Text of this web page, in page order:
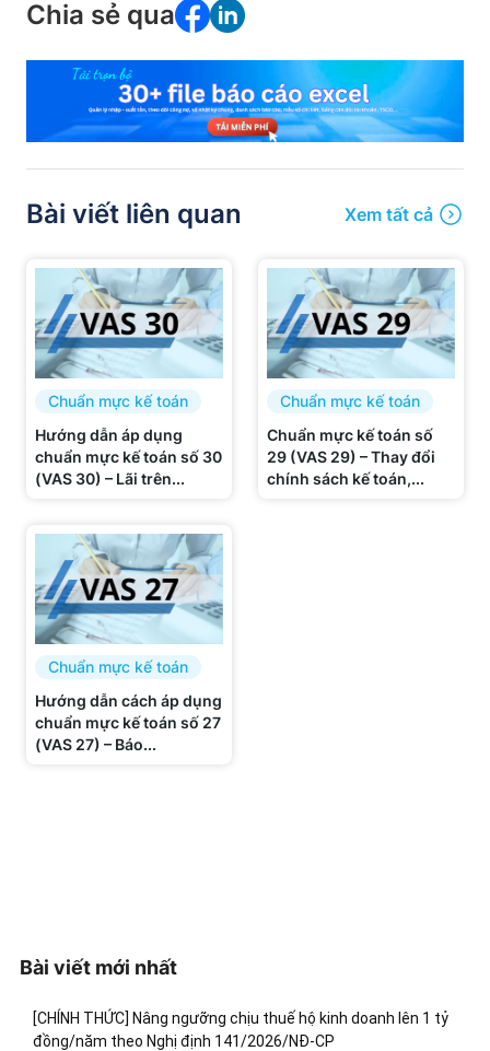
Chia sẻ qua
Bài viết liên quan Xem tất cả
Chuẩn mực kế toán
Hướng dẫn áp dụng
chuẩn mực kế toán số 30
(VAS 30) – Lãi trên...
Chuẩn mực kế toán
Chuẩn mực kế toán số
29 (VAS 29) – Thay đổi
chính sách kế toán,...
Chuẩn mực kế toán
Hướng dẫn cách áp dụng
chuẩn mực kế toán số 27
(VAS 27) – Báo...
Bài viết mới nhất
[CHÍNH THỨC] Nâng ngưỡng chịu thuế hộ kinh doanh lên 1 tỷ
đồng/năm theo Nghị định 141/2026/NĐ-CP